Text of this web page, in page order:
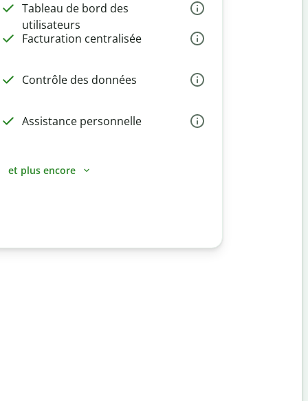
Tableau de bord des
utilisateurs
Facturation centralisée
Contrôle des données
Assistance personnelle
et plus encore